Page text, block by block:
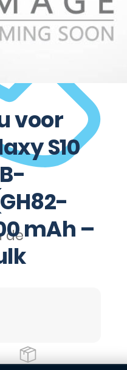
de
voor
S10
mAh –